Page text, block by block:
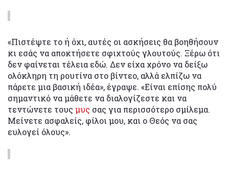
«Πιστέψτε το ή όχι, αυτές οι ασκήσεις θα βοηθήσουν
κι εσάς να αποκτήσετε σφιχτούς γλουτούς. Ξέρω ότι
δεν φαίνεται τέλεια εδώ. Δεν είχα χρόνο να δείξω
ολόκληρη τη ρουτίνα στο βίντεο, αλλά ελπίζω να
πάρετε μια βασική ιδέα», έγραψε. «Είναι επίσης πολύ
σημαντικό να μάθετε να διαλογίζεστε και να
τεντώνετε τους μυς σας για περισσότερο σμίλεμα.
Μείνετε ασφαλείς, φίλοι μου, και ο Θεός να σας
ευλογεί όλους».